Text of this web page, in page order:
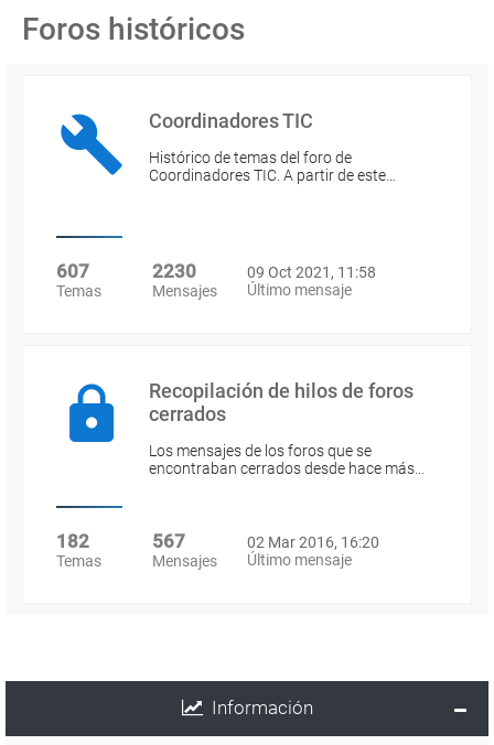
Foros históricos
Coordinadores TIC
Histórico de temas del foro de
Coordinadores TIC. A partir de este…
607
Temas
2230
Mensajes
09 Oct 2021, 11:58
Último mensaje
Recopilación de hilos de foros
cerrados
Los mensajes de los foros que se
encontraban cerrados desde hace más…
182
Temas
567
Mensajes
02 Mar 2016, 16:20
Último mensaje
Información